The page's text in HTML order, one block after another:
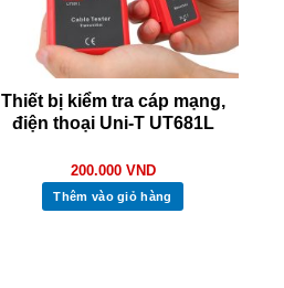
Thiết bị kiểm tra cáp mạng,
điện thoại Uni-T UT681L
200.000 VND
Thêm vào giỏ hàng